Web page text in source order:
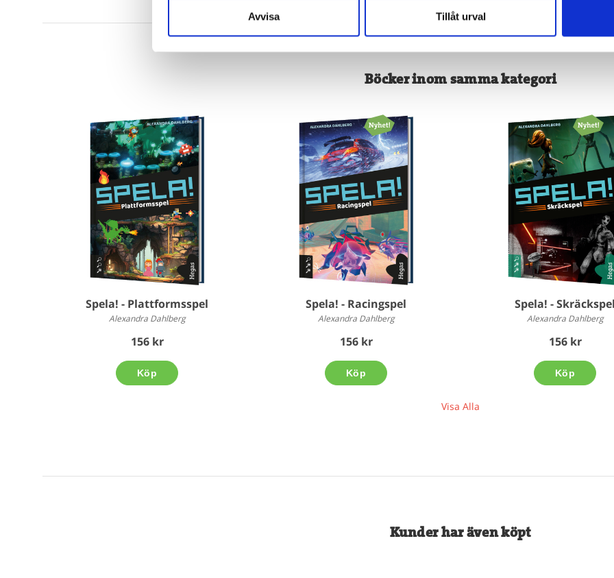
Avvisa Tillåt urval
Böcker inom samma kategori
Spela! - Plattformsspel
Alexandra Dahlberg
156 kr
Köp
Spela! - Racingspel
Alexandra Dahlberg
156 kr
Köp
Spela! -
Alexandra Dahlberg
156 kr
Köp
Visa Alla
Kunder har även köpt